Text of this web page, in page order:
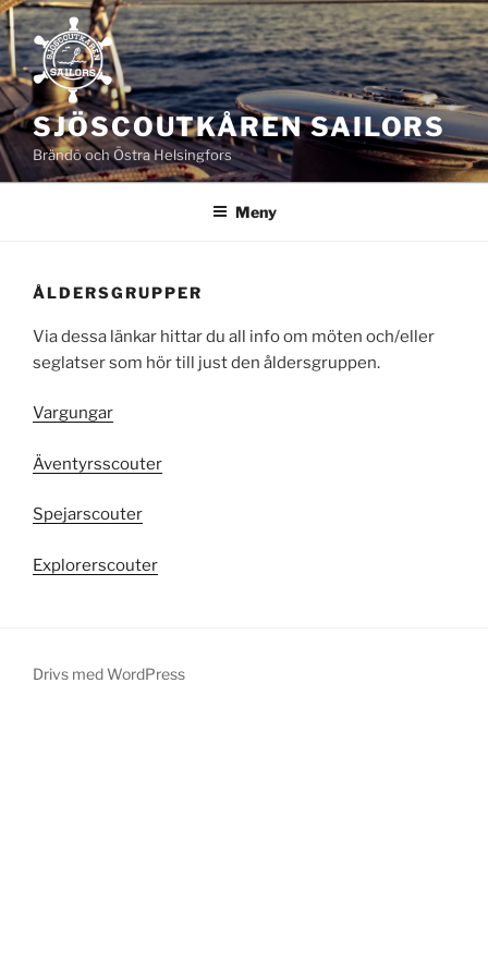
Hoppa
till
innehåll
SJÖSCOUTKÅREN SAILORS
Brändö och Östra Helsingfors
Meny
ÅLDERSGRUPPER
Via dessa länkar hittar du all info om möten och/eller
seglatser som hör till just den åldersgruppen.
Vargungar
Äventyrsscouter
Spejarscouter
Explorerscouter
Drivs med WordPress